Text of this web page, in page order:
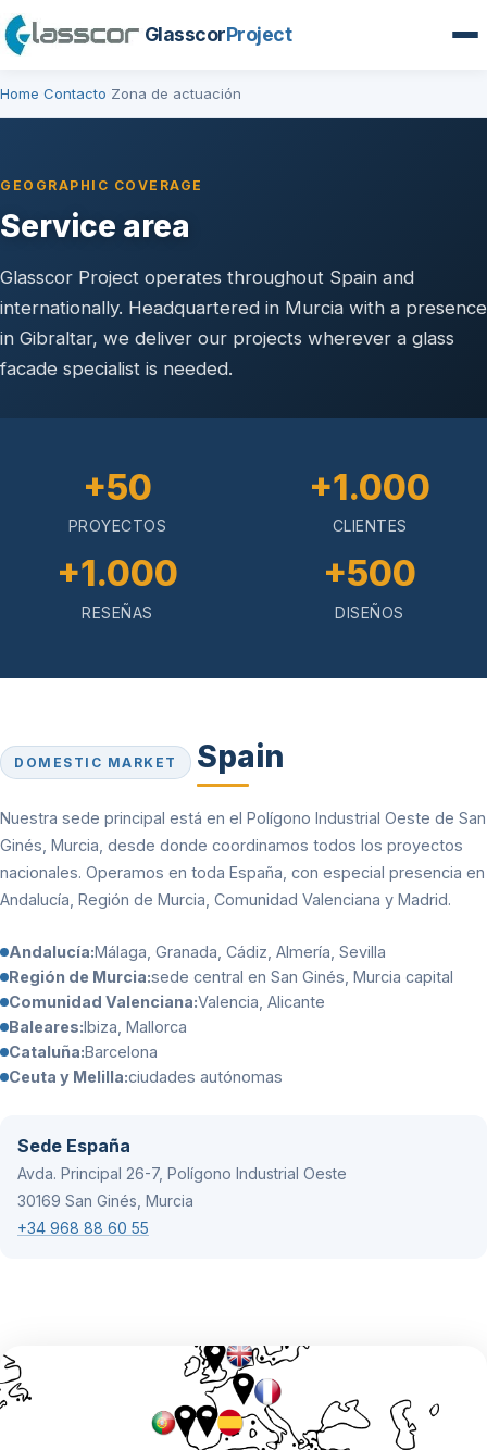
GlasscorProject
Home Contacto Zona de actuación
GEOGRAPHIC COVERAGE
Service area
Glasscor Project operates throughout Spain and
internationally. Headquartered in Murcia with a presence
in Gibraltar, we deliver our projects wherever a glass
facade specialist is needed.
+50
PROYECTOS
+1.000
CLIENTES
+1.000
RESEÑAS
+500
DISEÑOS
DOMESTIC MARKET Spain
Nuestra sede principal está en el Polígono Industrial Oeste de San
Ginés, Murcia, desde donde coordinamos todos los proyectos
nacionales. Operamos en toda España, con especial presencia en
Andalucía, Región de Murcia, Comunidad Valenciana y Madrid.
Andalucía:Málaga, Granada, Cádiz, Almería, Sevilla
Región de Murcia:sede central en San Ginés, Murcia capital
Comunidad Valenciana:Valencia, Alicante
Baleares:Ibiza, Mallorca
Cataluña:Barcelona
Ceuta y Melilla:ciudades autónomas
Sede España
Avda. Principal 26-7, Polígono Industrial Oeste
30169 San Ginés, Murcia
+34 968 88 60 55